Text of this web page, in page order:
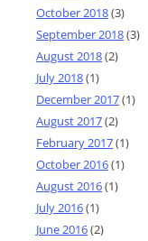
October 2018(3)
September 2018(3)
August 2018(2)
July 2018(1)
December 2017(1)
August 2017(2)
February 2017(1)
October 2016(1)
August 2016(1)
July 2016(1)
June 2016(2)